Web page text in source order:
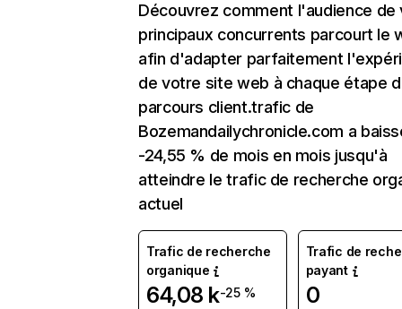
Découvrez comment l'audience de
principaux concurrents parcourt le
afin d'adapter parfaitement
de votre site web à chaque étape
parcours client.trafic de
Bozemandailychronicle.com a
-24,55 % de mois en mois jusqu'à
atteindre le trafic de recherche
actuel
Trafic de recherche
organique
64,08 k-25 %
Trafic de
payant
0